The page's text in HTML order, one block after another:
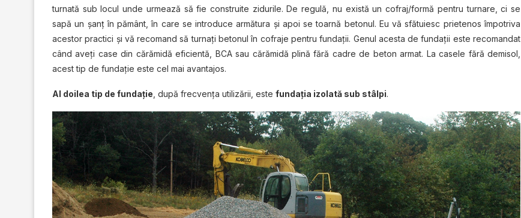
turnată sub locul unde urmează să fie construite zidurile. De regulă, nu există un cofraj/formă pentru turnare, ci se
sapă un șanţ în pământ, în care se introduce armătura și apoi se toarnă betonul. Eu vă sfătuiesc prietenos împotriva
acestor practici și vă recomand să turnați betonul în cofraje pentru fundații. Genul acesta de fundații este recomandat
când aveți case din cărămidă eficientă, BCA sau cărămidă plină fără cadre de beton armat. La casele fără demisol,
acest tip de fundație este cel mai avantajos.
Al doilea tip de fundație , după frecvența utilizării, este fundația izolată sub stâlpi.